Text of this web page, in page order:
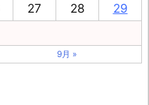
27 28
29
9月 »